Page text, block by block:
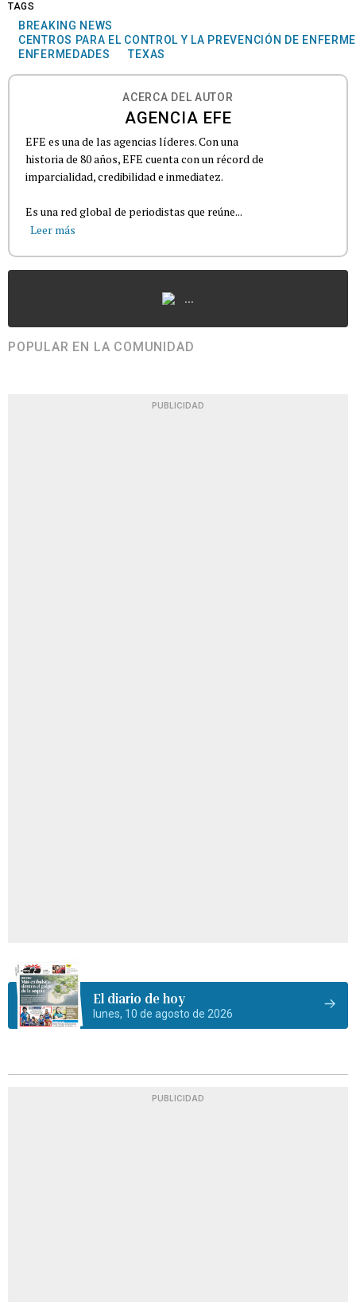
TAGS
BREAKING NEWS
CENTROS PARA EL CONTROL Y LA PREVENCIÓN DE
ENFERMEDADES
TEXAS
ACERCA DEL AUTOR
AGENCIA EFE
EFE es una de las agencias líderes. Con una
historia de 80 años, EFE cuenta con un récord de
imparcialidad, credibilidad e inmediatez.
Es una red global de periodistas que reúne...
Leer más
...
POPULAR EN LA COMUNIDAD
PUBLICIDAD
El diario de hoy
lunes, 10 de agosto de 2026
PUBLICIDAD